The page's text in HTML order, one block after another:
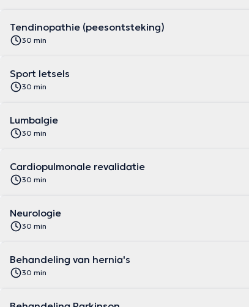
Tendinopathie (peesontsteking)
30 min
Sport letsels
30 min
Lumbalgie
30 min
Cardiopulmonale revalidatie
30 min
Neurologie
30 min
Behandeling van hernia's
30 min